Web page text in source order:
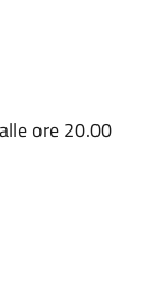
ore 20.00